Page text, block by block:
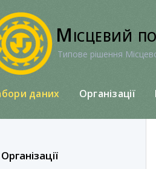
Місцевий
Типове рішення
даних Організації
Організації